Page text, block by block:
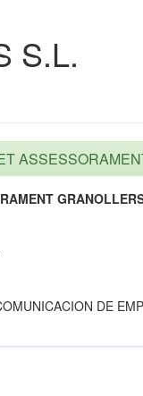
S.L.
DE